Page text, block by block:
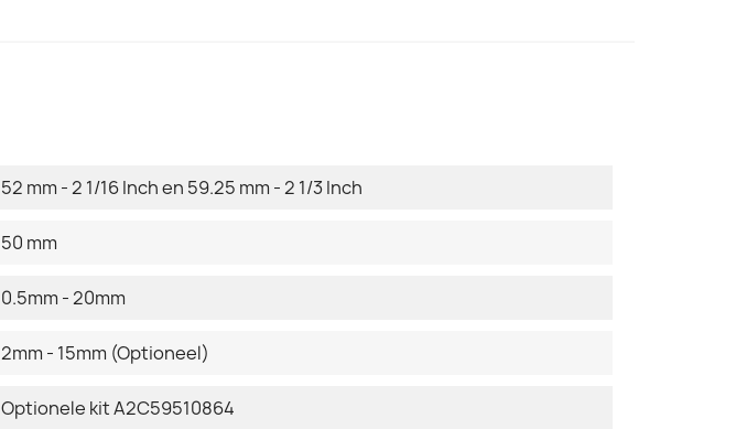
52 mm - 2 1/16 Inch en 59.25 mm - 2 1/3 Inch
50 mm
0.5mm - 20mm
2mm - 15mm (Optioneel)
Optionele kit A2C59510864